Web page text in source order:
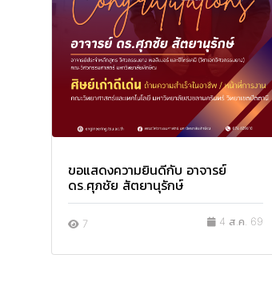
ขอแสดงความยินดีกับ อาจารย์
ดร.ศุภชัย สัตยานุรักษ์
7 4 ส.ค. 69